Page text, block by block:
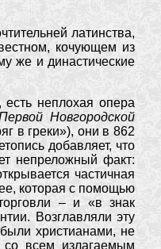
латинства,
кочующем из
же и династические
неплохая опера
Новгородской
в греки»), они в 862
добавляет, что
непреложный факт:
частичная
которая с помощью
– и «в знак
Возглавляли эту
христианами, не
всем излагаемым